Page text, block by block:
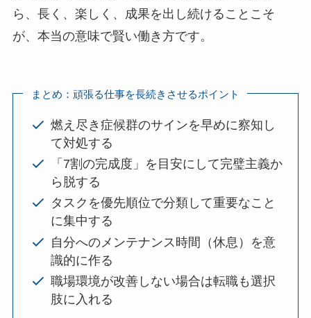
ら、長く、楽しく、成果を出し続けることこそ
が、本当の意味で賢い働き方です。
まとめ：頑張る仕事を長続きさせるポイント
燃え尽き症候群のサインを早めに察知し
て対処する
「7割の完成度」を目安にして完璧主義か
ら脱する
タスクを優先順位で分類して重要なこと
に集中する
自分へのメンテナンス時間（休息）を意
識的に作る
職場環境が改善しない場合は転職も選択
肢に入れる